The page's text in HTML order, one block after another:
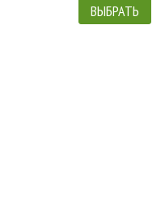
ВЫБРАТЬ